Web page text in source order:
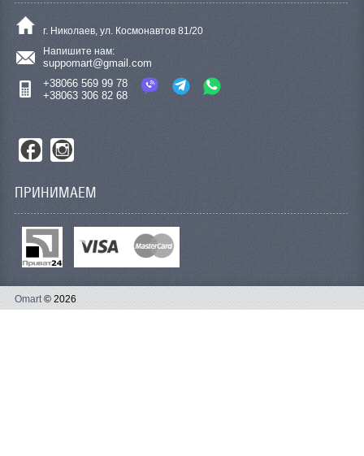
г. Николаев, ул. Космонавтов 81/20
Напишите нам:
suppomart@gmail.com
+38066 569 99 78
+38063 306 82 68
ПРИНИМАЕМ
Omart© 2026